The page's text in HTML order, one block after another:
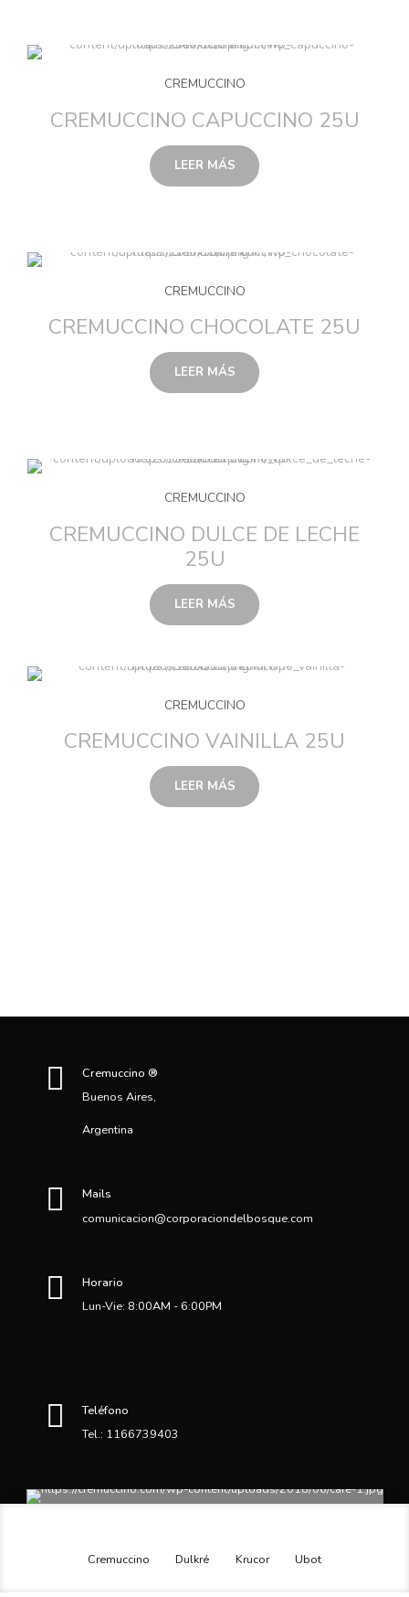
CREMUCCINO
CREMUCCINO CAPUCCINO 25U
LEER MÁS
CREMUCCINO
CREMUCCINO CHOCOLATE 25U
LEER MÁS
CREMUCCINO
CREMUCCINO DULCE DE LECHE
25U
LEER MÁS
CREMUCCINO
CREMUCCINO VAINILLA 25U
LEER MÁS
Cremuccino ®
Buenos Aires,
Argentina
Mails
comunicacion@corporaciondelbosque.com
Horario
Lun-Vie: 8:00AM - 6:00PM
Teléfono
Tel.: 1166739403
Cremuccino Dulkré Krucor Ubot